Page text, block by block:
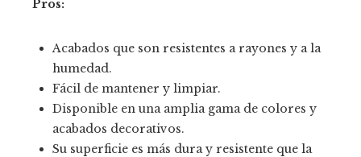
Pros:
Acabados que son resistentes a rayones y a la
humedad.
Fácil de mantener y limpiar.
Disponible en una amplia gama de colores y
acabados decorativos.
Su superficie es más dura y resistente que la